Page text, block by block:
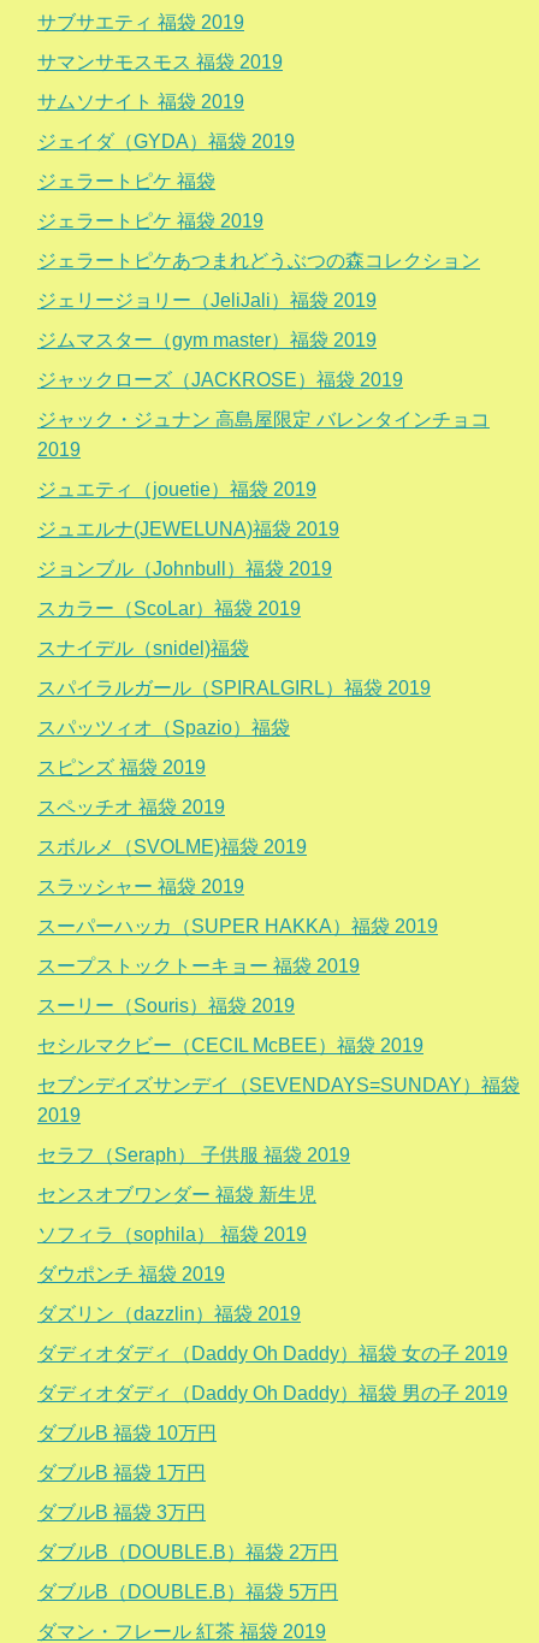
サブサエティ 福袋 2019
サマンサモスモス 福袋 2019
サムソナイト 福袋 2019
ジェイダ（GYDA）福袋 2019
ジェラートピケ 福袋
ジェラートピケ 福袋 2019
ジェラートピケあつまれどうぶつの森コレクション
ジェリージョリー（JeliJali）福袋 2019
ジムマスター（gym master）福袋 2019
ジャックローズ（JACKROSE）福袋 2019
ジャック・ジュナン 高島屋限定 バレンタインチョコ
2019
ジュエティ（jouetie）福袋 2019
ジュエルナ(JEWELUNA)福袋 2019
ジョンブル（Johnbull）福袋 2019
スカラー（ScoLar）福袋 2019
スナイデル（snidel)福袋
スパイラルガール（SPIRALGIRL）福袋 2019
スパッツィオ（Spazio）福袋
スピンズ 福袋 2019
スペッチオ 福袋 2019
スボルメ（SVOLME)福袋 2019
スラッシャー 福袋 2019
スーパーハッカ（SUPER HAKKA）福袋 2019
スープストックトーキョー 福袋 2019
スーリー（Souris）福袋 2019
セシルマクビー（CECIL McBEE）福袋 2019
セブンデイズサンデイ（SEVENDAYS=SUNDAY）福袋
2019
セラフ（Seraph） 子供服 福袋 2019
センスオブワンダー 福袋 新生児
ソフィラ（sophila） 福袋 2019
ダウポンチ 福袋 2019
ダズリン（dazzlin）福袋 2019
ダディオダディ（Daddy Oh Daddy）福袋 女の子 2019
ダディオダディ（Daddy Oh Daddy）福袋 男の子 2019
ダブルB 福袋 10万円
ダブルB 福袋 1万円
ダブルB 福袋 3万円
ダブルB（DOUBLE.B）福袋 2万円
ダブルB（DOUBLE.B）福袋 5万円
ダマン・フレール 紅茶 福袋 2019